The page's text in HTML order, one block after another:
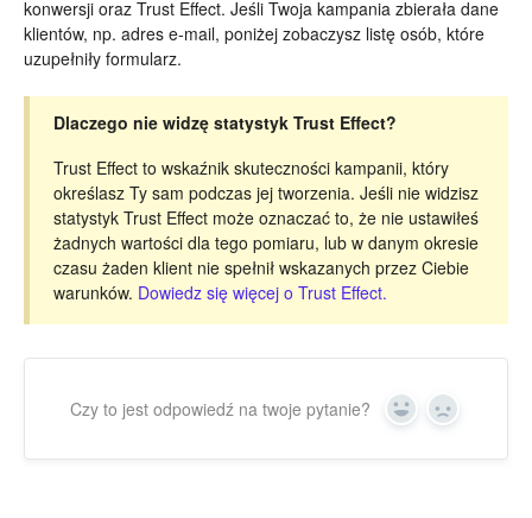
konwersji oraz Trust Effect. Jeśli Twoja kampania zbierała dane
klientów, np. adres e-mail, poniżej zobaczysz listę osób, które
uzupełniły formularz.
Dlaczego nie widzę statystyk Trust Effect?
Trust Effect to wskaźnik skuteczności kampanii, który
określasz Ty sam podczas jej tworzenia. Jeśli nie widzisz
statystyk Trust Effect może oznaczać to, że nie ustawiłeś
żadnych wartości dla tego pomiaru, lub w danym okresie
czasu żaden klient nie spełnił wskazanych przez Ciebie
warunków. Dowiedz się więcej o Trust Effect.
Czy to jest odpowiedź na twoje pytanie? Yes No